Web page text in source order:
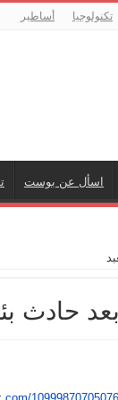
تكنولوجيا أساطير
اسأل عن بوست
حادث